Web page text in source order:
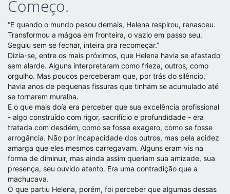
Começo.
“E quando o mundo pesou demais, Helena respirou, renasceu.
Transformou a mágoa em fronteira, o vazio em passo seu.
Seguiu sem se fechar, inteira pra recomeçar.”
Dizia-se, entre os mais próximos, que Helena havia se afastado
sem alarde. Alguns interpretaram como frieza, outros, como
orgulho. Mas poucos perceberam que, por trás do silêncio,
havia anos de pequenas fissuras que tinham se acumulado até
se tornarem muralha.
E o que mais doía era perceber que sua excelência profissional
- algo construído com rigor, sacrifício e profundidade - era
tratada com desdém, como se fosse exagero, como se fosse
arrogância. Não por incapacidade dos outros, mas pela acidez
amarga que eles mesmos carregavam. Alguns eram vis na
forma de diminuir, mas ainda assim queriam sua amizade, sua
presença, seu ouvido atento. Era uma contradição que a
machucava.
O que partiu Helena, porém, foi perceber que algumas dessas